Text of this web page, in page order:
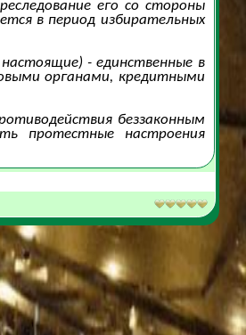
его со стороны
в период избирательных
- единственные в
органами, кредитными
беззаконным
протестные настроения